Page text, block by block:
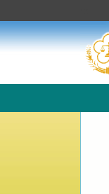
到
主
要